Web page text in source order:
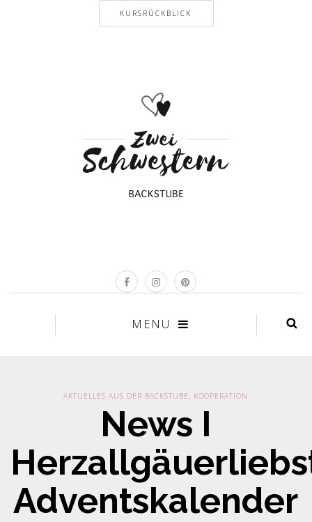
KURSRÜCKBLICK
MENU
AKTUELLES AUS DER BACKSTUBE, KOOPERATION
News I
Adventskalender